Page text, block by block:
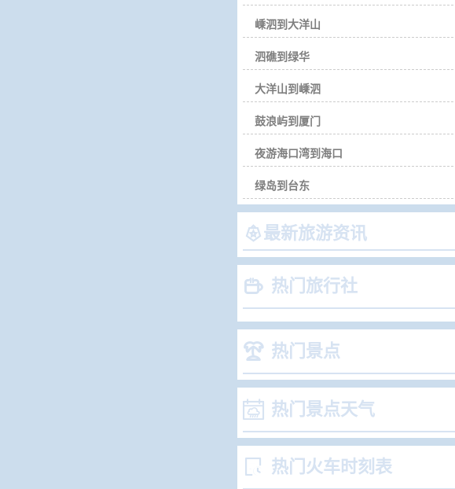
嵊泗到大洋山
泗礁到绿华
大洋山到嵊泗
鼓浪屿到厦门
夜游海口湾到海口
绿岛到台东
最新旅游资讯
 热门旅行社
 热门景点
 热门景点天气
 热门火车时刻表